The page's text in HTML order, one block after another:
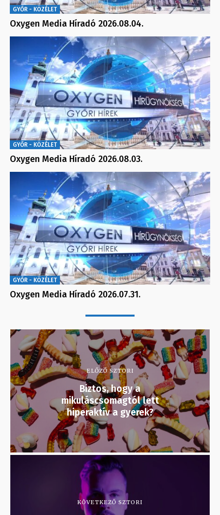
GYŐR - KÖZÉLET
Oxygen Media Híradó 2026.08.04.
GYŐR - KÖZÉLET
Oxygen Media Híradó 2026.08.03.
GYŐR - KÖZÉLET
Oxygen Media Híradó 2026.07.31.
ELŐZŐ SZTORI
Biztos, hogy a
mikuláscsomagtól lett
hiperaktív a gyerek?
KÖVETKEZŐ SZTORI